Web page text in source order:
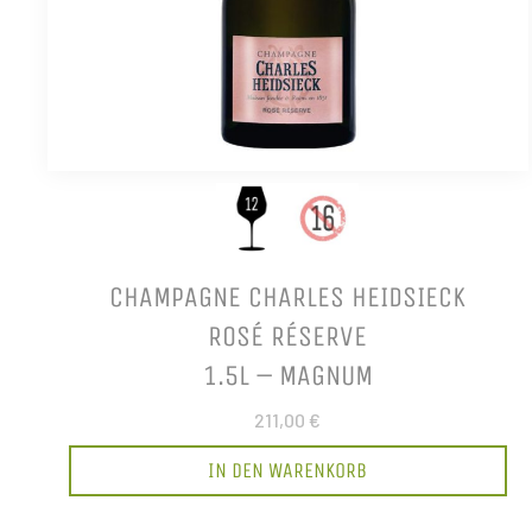
CHAMPAGNE CHARLES HEIDSIECK
ROSÉ RÉSERVE
1.5L – MAGNUM
211,00 €
IN DEN WARENKORB